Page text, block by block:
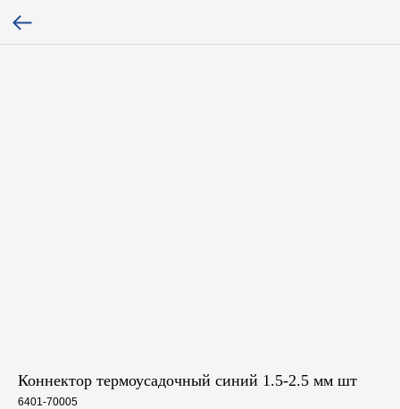
Коннектор термоусадочный синий 1.5-2.5 мм шт
6401-70005